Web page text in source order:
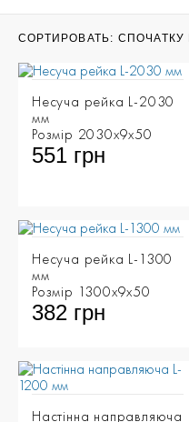
CОРТИРОВАТЬ: СПОЧАТКУ
Несуча рейка L-2030
мм
Розмір 2030х9х50
551 грн
Несуча рейка L-1300
мм
Розмір 1300х9х50
382 грн
Настінна направляюча